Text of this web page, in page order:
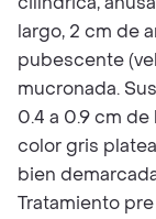
largo, 2 cm de
pubescente
mucronada.
0.4 a 0.9 cm de
color gris
bien
Tratamiento